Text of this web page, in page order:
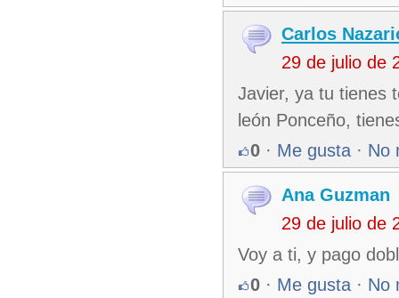
Carlos
29 de julio de
Javier, ya tu tienes
león Ponceño,
0 · Me gusta · No
Ana Guzman
29 de julio de
Voy a ti, y pago
0 · Me gusta · No